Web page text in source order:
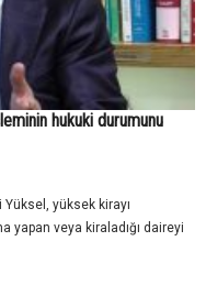
hukuki durumunu
yüksek kirayı
yapan veya kiraladığı daireyi